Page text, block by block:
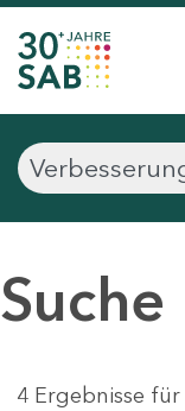
Suche
4 Ergebnisse für